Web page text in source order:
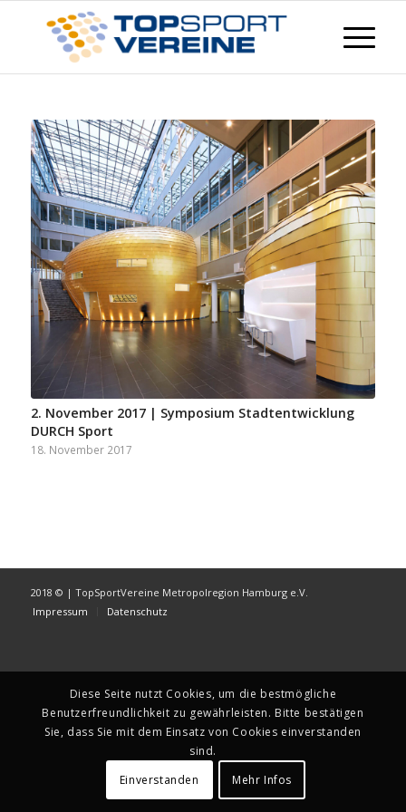
2. November 2017 | Symposium Stadtentwicklung
DURCH Sport
18. November 2017
2018 © | TopSportVereine Metropolregion Hamburg e.V.
Impressum
Datenschutz
Diese Seite nutzt Cookies, um die bestmögliche
Benutzerfreundlichkeit zu gewährleisten. Bitte bestätigen
Sie, dass Sie mit dem Einsatz von Cookies einverstanden
sind.
Einverstanden
Mehr Infos